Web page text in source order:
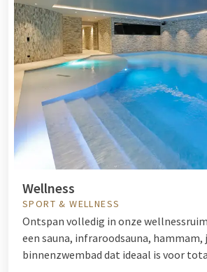
Wellness
SPORT & WELLNESS
Ontspan volledig in onze
een sauna, infraroodsauna, hammam,
binnenzwembad dat ideaal is voor